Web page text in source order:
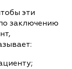
эти
заключению